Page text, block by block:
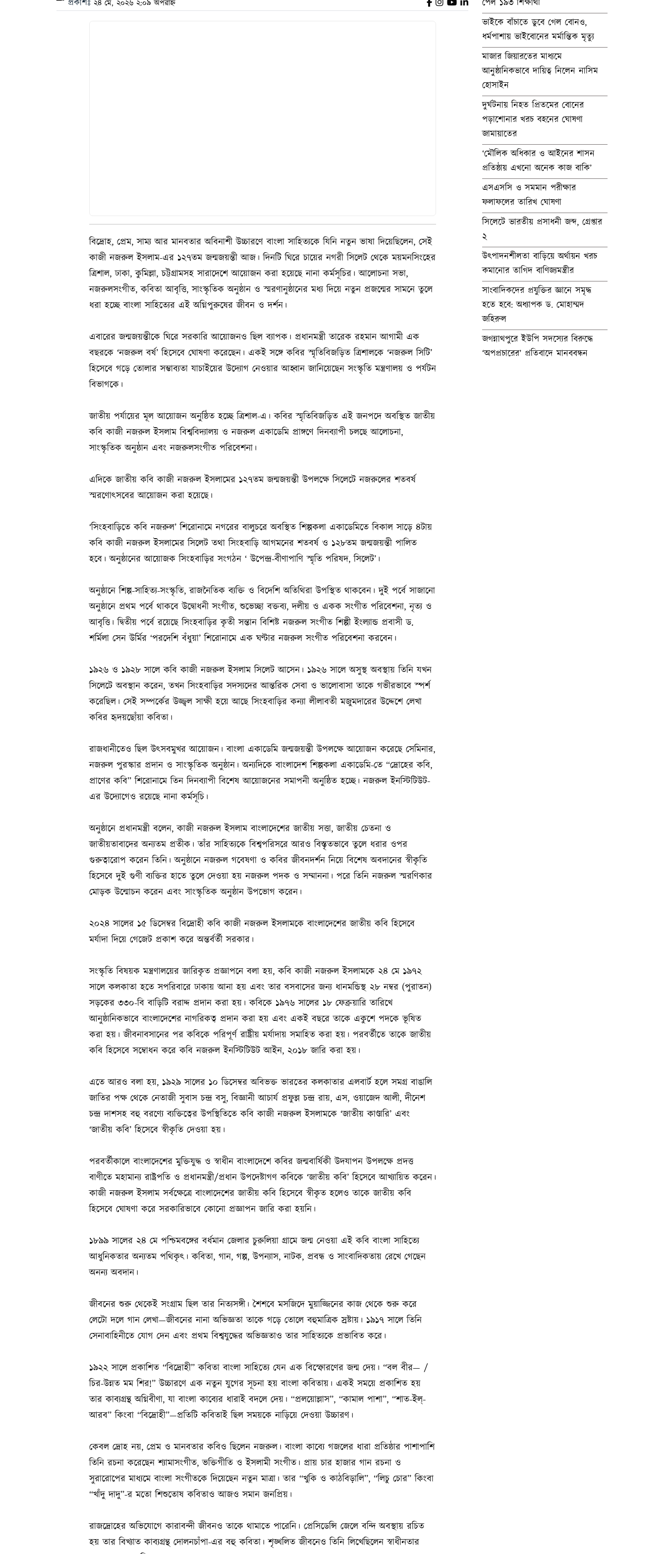
প্রকাশঃ ২৪ মে, ২০২৬ ২:০৯ অপরাহ্ন
বিদ্রোহ, প্রেম, সাম্য আর মানবতার অবিনাশী উচ্চারণে বাংলা সাহিত্যকে যিনি নতুন ভাষা দিয়েছিলেন, সেই
কাজী নজরুল ইসলাম-এর ১২৭তম জন্মজয়ন্তী আজ। দিনটি ঘিরে চায়ের নগরী সিলেট থেকে ময়মনসিংহের
ত্রিশাল, ঢাকা, কুমিল্লা, চট্টগ্রামসহ সারাদেশে আয়োজন করা হয়েছে নানা কর্মসূচির। আলোচনা সভা,
নজরুলসংগীত, কবিতা আবৃত্তি, সাংস্কৃতিক অনুষ্ঠান ও স্মরণানুষ্ঠানের মধ্য দিয়ে নতুন প্রজন্মের সামনে তুলে
ধরা হচ্ছে বাংলা সাহিত্যের এই অগ্নিপুরুষের জীবন ও দর্শন।
এবারের জন্মজয়ন্তীকে ঘিরে সরকারি আয়োজনও ছিল ব্যাপক। প্রধানমন্ত্রী তারেক রহমান আগামী এক
বছরকে ‘নজরুল বর্ষ’ হিসেবে ঘোষণা করেছেন। একই সঙ্গে কবির স্মৃতিবিজড়িত ত্রিশালকে ‘নজরুল সিটি’
হিসেবে গড়ে তোলার সম্ভাব্যতা যাচাইয়ের উদ্যোগ নেওয়ার আহ্বান জানিয়েছেন সংস্কৃতি মন্ত্রণালয় ও পর্যটন
বিভাগকে।
জাতীয় পর্যায়ের মূল আয়োজন অনুষ্ঠিত হচ্ছে ত্রিশাল-এ। কবির স্মৃতিবিজড়িত এই জনপদে অবস্থিত জাতীয়
কবি কাজী নজরুল ইসলাম বিশ্ববিদ্যালয় ও নজরুল একাডেমি প্রাঙ্গণে দিনব্যাপী চলছে আলোচনা,
সাংস্কৃতিক অনুষ্ঠান এবং নজরুলসংগীত পরিবেশনা।
এদিকে জাতীয় কবি কাজী নজরুল ইসলামের ১২৭তম জন্মজয়ন্তী উপলক্ষে সিলেটে নজরুলের শতবর্ষ
স্মরণোৎসবের আয়োজন করা হয়েছে।
‘সিংহবাড়িতে কবি নজরুল’ ‍শিরোনামে নগরের বালুচরে অবস্থিত শিল্পকলা একাডেমিতে বিকাল সাড়ে ৪টায়
কবি কাজী নজরুল ইসলামের সিলেট তথা সিংহবাড়ি আগমনের শতবর্ষ ও ১২৮তম জন্মজয়ন্তী পালিত
হবে। অনুষ্ঠানের আয়োজক সিংহবাড়ির সংগঠন ‘ উপেন্দ্র-বীণাপাণি স্মৃতি পরিষদ, সিলেট’।
অনুষ্ঠানে শিল্প-সাহিত্য-সংস্কৃতি, রাজনৈতিক ব্যক্তি ও বিদেশি অতিথিরা উপস্থিত থাকবেন। দুই পর্বে সাজানো
অনুষ্ঠানে প্রথম পর্বে থাকবে উদ্বোধনী সংগীত, শুভেচ্ছা বক্তব্য, দলীয় ও একক সংগীত পরিবেশনা, নৃত্য ও
আবৃত্তি। দ্বিতীয় পর্বে রয়েছে সিংহবাড়ির কৃতী সন্তান বিশিষ্ট নজরুল সংগীত শিল্পী ইংল্যান্ড প্রবাসী ড.
শর্মিলা সেন উর্মির ‘পরদেশি বঁধুয়া’ শিরোনামে এক ঘণ্টার নজরুল সংগীত পরিবেশনা করবেন।
১৯২৬ ও ১৯২৮ সালে কবি কাজী নজরুল ইসলাম সিলেট আসেন। ১৯২৬ সালে অসুস্থ অবস্থায় তিনি যখন
সিলেটে অবস্থান করেন, তখন সিংহবাড়ির সদস্যদের আন্তরিক সেবা ও ভালোবাসা তাকে গভীরভাবে স্পর্শ
করেছিল। সেই সম্পর্কের উজ্জ্বল সাক্ষী হয়ে আছে সিংহবাড়ির কন্যা লীলাবতী মজুমদারের উদ্দেশে লেখা
কবির হৃদয়ছোঁয়া কবিতা।
রাজধানীতেও ছিল উৎসবমুখর আয়োজন। বাংলা একাডেমি জন্মজয়ন্তী উপলক্ষে আয়োজন করেছে সেমিনার,
নজরুল পুরস্কার প্রদান ও সাংস্কৃতিক অনুষ্ঠান। অন্যদিকে বাংলাদেশ শিল্পকলা একাডেমি-তে “দ্রোহের কবি,
প্রাণের কবি” শিরোনামে তিন দিনব্যাপী বিশেষ আয়োজনের সমাপনী অনুষ্ঠিত হচ্ছে। নজরুল ইনস্টিটিউট-
এর উদ্যোগেও রয়েছে নানা কর্মসূচি।
অনুষ্ঠানে প্রধানমন্ত্রী বলেন, কাজী নজরুল ইসলাম বাংলাদেশের জাতীয় সত্তা, জাতীয় চেতনা ও
জাতীয়তাবাদের অন্যতম প্রতীক। তাঁর সাহিত্যকে বিশ্বপরিসরে আরও বিস্তৃতভাবে তুলে ধরার ওপর
গুরুত্বারোপ করেন তিনি। অনুষ্ঠানে নজরুল গবেষণা ও কবির জীবনদর্শন নিয়ে বিশেষ অবদানের স্বীকৃতি
হিসেবে দুই গুণী ব্যক্তির হাতে তুলে দেওয়া হয় নজরুল পদক ও সম্মাননা। পরে তিনি নজরুল স্মরণিকার
মোড়ক উন্মোচন করেন এবং সাংস্কৃতিক অনুষ্ঠান উপভোগ করেন।
২০২৪ সালের ১৫ ডিসেম্বর বিদ্রোহী কবি কাজী নজরুল ইসলামকে বাংলাদেশের জাতীয় কবি হিসেবে
মর্যাদা দিয়ে গেজেট প্রকাশ করে অন্তর্বর্তী সরকার।
সংস্কৃতি বিষয়ক মন্ত্রণালয়ের জারিকৃত প্রজ্ঞাপনে বলা হয়, কবি কাজী নজরুল ইসলামকে ২৪ মে ১৯৭২
সালে কলকাতা হতে সপরিবারে ঢাকায় আনা হয় এবং তার বসবাসের জন্য ধানমন্ডিস্থ ২৮ নম্বর (পুরাতন)
সড়কের ৩৩০-বি বাড়িটি বরাদ্দ প্রদান করা হয়। কবিকে ১৯৭৬ সালের ১৮ ফেব্রুয়ারি তারিখে
আনুষ্ঠানিকভাবে বাংলাদেশের নাগরিকত্ব প্ৰদান করা হয় এবং একই বছরে তাকে একুশে পদকে ভূষিত
করা হয়। জীবনাবসানের পর কবিকে পরিপূর্ণ রাষ্ট্রীয় মর্যাদায় সমাহিত করা হয়। পরবর্তীতে তাকে জাতীয়
কবি হিসেবে সম্বোধন করে কবি নজরুল ইনস্টিটিউট আইন, ২০১৮ জারি করা হয়।
এতে আরও বলা হয়, ১৯২৯ সালের ১০ ডিসেম্বর অবিভক্ত ভারতের কলকাতার এলবার্ট হলে সমগ্র বাঙালি
জাতির পক্ষ থেকে নেতাজী সুবাস চন্দ্র বসু, বিজ্ঞানী আচার্য প্রফুল্ল চন্দ্র রায়, এস, ওয়াজেদ আলী, দীনেশ
চন্দ্ৰ দাশসহ বহু বরণ্যে ব্যক্তিত্বের উপস্থিতিতে কবি কাজী নজরুল ইসলামকে ‘জাতীয় কাণ্ডারি’ এবং
‘জাতীয় কবি’ হিসেবে স্বীকৃতি দেওয়া হয়।
পরবর্তীকালে বাংলাদেশের মুক্তিযুদ্ধ ও স্বাধীন বাংলাদেশে কবির জন্মবার্ষিকী উদযাপন উপলক্ষে প্রদত্ত
বাণীতে মহামান্য রাষ্ট্রপতি ও প্রধানমন্ত্রী/প্রধান উপদেষ্টাগণ কবিকে ‘জাতীয় কবি’ হিসেবে আখ্যায়িত করেন।
কাজী নজরুল ইসলাম সর্বক্ষেত্রে বাংলাদেশের জাতীয় কবি হিসেবে স্বীকৃত হলেও তাকে জাতীয় কবি
হিসেবে ঘোষণা করে সরকারিভাবে কোনো প্রজ্ঞাপন জারি করা হয়নি।
১৮৯৯ সালের ২৪ মে পশ্চিমবঙ্গের বর্ধমান জেলার চুরুলিয়া গ্রামে জন্ম নেওয়া এই কবি বাংলা সাহিত্যে
আধুনিকতার অন্যতম পথিকৃৎ। কবিতা, গান, গল্প, উপন্যাস, নাটক, প্রবন্ধ ও সাংবাদিকতায় রেখে গেছেন
অনন্য অবদান।
জীবনের শুরু থেকেই সংগ্রাম ছিল তার নিত্যসঙ্গী। শৈশবে মসজিদে মুয়াজ্জিনের কাজ থেকে শুরু করে
লেটো দলে গান লেখা—জীবনের নানা অভিজ্ঞতা তাকে গড়ে তোলে বহুমাত্রিক স্রষ্টায়। ১৯১৭ সালে তিনি
সেনাবাহিনীতে যোগ দেন এবং প্রথম বিশ্বযুদ্ধের অভিজ্ঞতাও তার সাহিত্যকে প্রভাবিত করে।
১৯২২ সালে প্রকাশিত “বিদ্রোহী” কবিতা বাংলা সাহিত্যে যেন এক বিস্ফোরণের জন্ম দেয়। “বল বীর— /
চির-উন্নত মম শির!” উচ্চারণে এক নতুন যুগের সূচনা হয় বাংলা কবিতায়। একই সময়ে প্রকাশিত হয়
তার কাব্যগ্রন্থ অগ্নিবীণা, যা বাংলা কাব্যের ধারাই বদলে দেয়। “প্রলয়োল্লাস”, “কামাল পাশা”, “শাত-ইল্‌-
আরব” কিংবা “বিদ্রোহী”—প্রতিটি কবিতাই ছিল সময়কে নাড়িয়ে দেওয়া উচ্চারণ।
কেবল দ্রোহ নয়, প্রেম ও মানবতার কবিও ছিলেন নজরুল। বাংলা কাব্যে গজলের ধারা প্রতিষ্ঠার পাশাপাশি
তিনি রচনা করেছেন শ্যামাসংগীত, ভক্তিগীতি ও ইসলামী সংগীত। প্রায় চার হাজার গান রচনা ও
সুরারোপের মাধ্যমে বাংলা সংগীতকে দিয়েছেন নতুন মাত্রা। তার “খুকি ও কাঠবিড়ালি”, “লিচু চোর” কিংবা
“খাঁদু দাদু”-র মতো শিশুতোষ কবিতাও আজও সমান জনপ্রিয়।
রাজদ্রোহের অভিযোগে কারাবন্দী জীবনও তাকে থামাতে পারেনি। প্রেসিডেন্সি জেলে বন্দি অবস্থায় রচিত
হয় তার বিখ্যাত কাব্যগ্রন্থ দোলনচাঁপা-এর বহু কবিতা। শৃঙ্খলিত জীবনেও তিনি লিখেছিলেন স্বাধীনতার
পেল ১৯৩ শিক্ষার্থী
ভাইকে বাঁচাতে ডুবে গেল বোনও,
ধর্মপাশায় ভাইবোনের মর্মান্তিক মৃত্যু
মাজার জিয়ারতের মাধ্যমে
আনুষ্ঠানিকভাবে দায়িত্ব নিলেন নাসিম
হোসাইন
দুর্ঘটনায় নিহত প্রিতমের বোনের
পড়াশোনার খরচ বহনের ঘোষণা
জামায়াতের
‘মৌলিক অধিকার ও আইনের শাসন
প্রতিষ্ঠায় এখনো অনেক কাজ বাকি’
এসএসসি ও সমমান পরীক্ষার
ফলাফলের তারিখ ঘোষণা
সিলেটে ভারতীয় প্রসাধনী জব্দ, গ্রেপ্তার
২
উৎপাদনশীলতা বাড়িয়ে অর্থায়ন খরচ
কমানোর তাগিদ বাণিজ্যমন্ত্রীর
সাংবাদিকদের প্রযুক্তির জ্ঞানে সমৃদ্ধ
হতে হবে: অধ্যাপক ড. মোহাম্মদ
জহিরুল
জগন্নাথপুরে ইউপি সদস্যের বিরুদ্ধে
‘অপপ্রচারের’ প্রতিবাদে মানববন্ধন